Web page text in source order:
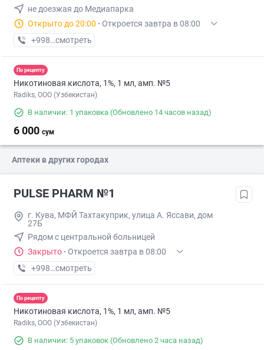
не доезжая до Медиапарка
Открыто до 20:00 · Откроется завтра в 08:00
+998 (99) XXX-XX-XX
смотреть
По рецепту
Никотиновая кислота, 1%, 1 мл, амп. №5
Radiks, ООО (Узбекистан)
В наличии: 1 упаковка (Обновлено 14 часов назад)
6 000 сум
Аптеки в других городах
PULSE PHARM №1
г. Кува, МФЙ Тахтакуприк, улица А. Яссави, дом
27Б
Рядом с центральной больницей
Закрыто · Откроется завтра в 08:00
+998 (90) XXX-XX-XX
смотреть
По рецепту
Никотиновая кислота, 1%, 1 мл, амп. №5
Radiks, ООО (Узбекистан)
В наличии: 5 упаковок (Обновлено 2 часа назад)